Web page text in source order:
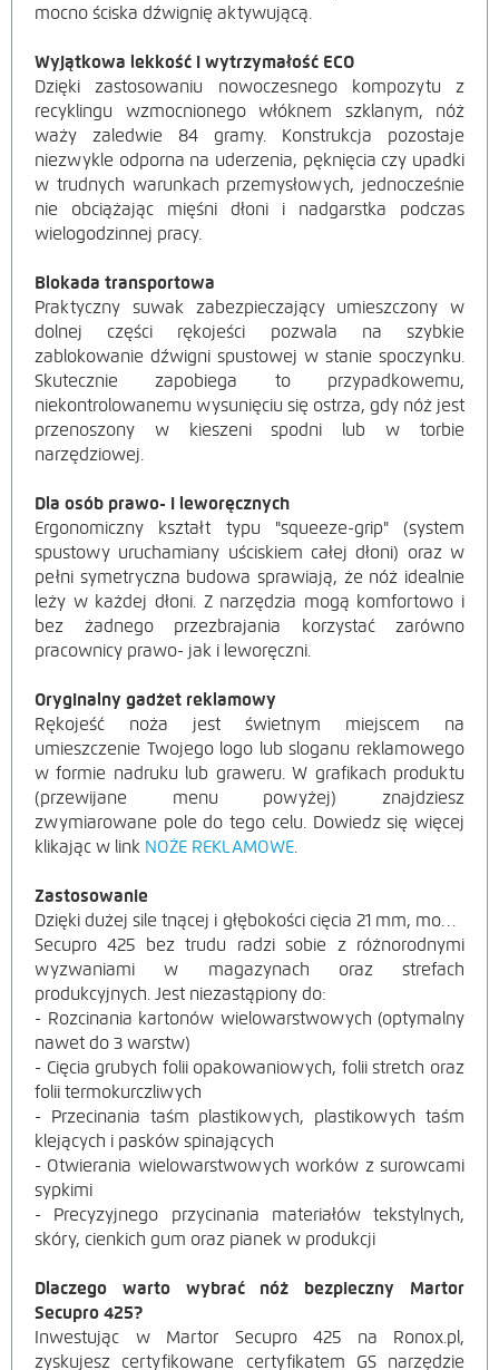
mocno ściska dźwignię aktywującą.
Wyjątkowa lekkość i wytrzymałość ECO
Dzięki zastosowaniu nowoczesnego kompozytu z
recyklingu wzmocnionego włóknem szklanym, nóż
waży zaledwie
84 gramy. Konstrukcja pozostaje
niezwykle odporna na uderzenia, pęknięcia czy upadki
w trudnych warunkach przemysłowych, jednocześnie
nie obciążając mięśni dłoni i nadgarstka podczas
wielogodzinnej pracy.
Blokada transportowa
Praktyczny suwak zabezpieczający umieszczony w
dolnej części rękojeści pozwala na szybkie
zablokowanie dźwigni spustowej w stanie spoczynku.
Skutecznie zapobiega to przypadkowemu,
niekontrolowanemu wysunięciu się ostrza, gdy nóż jest
przenoszony w kieszeni spodni lub w torbie
narzędziowej.
Dla osób prawo- i leworęcznych
Ergonomiczny kształt typu "squeeze-grip" (system
spustowy uruchamiany uściskiem całej dłoni) oraz w
pełni symetryczna budowa sprawiają, że nóż idealnie
leży w każdej dłoni. Z narzędzia mogą komfortowo i
bez żadnego przezbrajania korzystać zarówno
pracownicy prawo- jak i leworęczni.
Oryginalny gadżet reklamowy
Rękojeść noża jest świetnym miejscem na
umieszczenie Twojego logo lub sloganu reklamowego
w formie nadruku lub graweru. W grafikach produktu
(przewijane menu powyżej) znajdziesz
zwymiarowane pole do tego celu. Dowiedz się więcej
klikając w link NOŻE REKLAMOWE.
Zastosowanie
Dzięki dużej sile tnącej i głębokości cięcia 21 mm, model
Secupro 425 bez trudu radzi sobie z różnorodnymi
wyzwaniami w magazynach oraz strefach
produkcyjnych. Jest niezastąpiony do:
- Rozcinania kartonów wielowarstwowych (optymalny
nawet do 3 warstw)
- Cięcia grubych folii opakowaniowych, folii stretch oraz
folii termokurczliwych
- Przecinania taśm plastikowych, plastikowych taśm
klejących i pasków spinających
- Otwierania wielowarstwowych worków z surowcami
sypkimi
- Precyzyjnego przycinania materiałów tekstylnych,
skóry, cienkich gum oraz pianek w produkcji
Dlaczego warto wybrać nóż bezpieczny Martor
Secupro 425?
Inwestując w Martor Secupro 425 na Ronox.pl,
zyskujesz certyfikowane certyfikatem GS narzędzie